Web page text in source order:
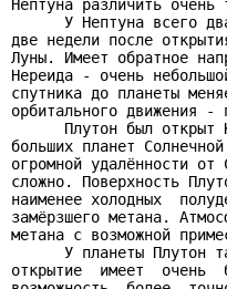
Нептуна различить очень
У Нептуна всего
две недели после
Луны. Имеет обратное
Нереида - очень
спутника до планеты
орбитального движения -
Плутон был открыт
больших планет
огромной удалённости
сложно. Поверхность
наименее холодных
замёрзшего метана.
метана с возможной
У планеты Плутон
открытие  имеет  очень